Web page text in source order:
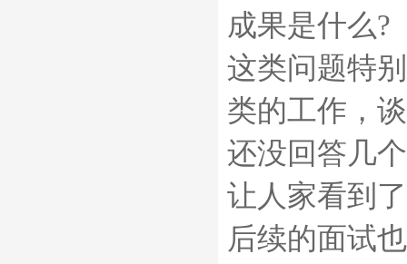
成果是什么?
这类问题特
类的工作，
还没回答几
让人家看到
后续的面试